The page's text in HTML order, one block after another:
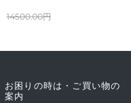
14500.00円
お困りの時は・ご買い物の
案内